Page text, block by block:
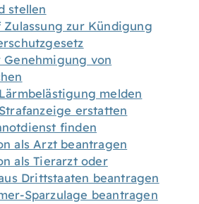
stellen
zur Kündigung
von
melden
erstatten
finden
als Arzt beantragen
als Tierarzt oder
Drittstaaten beantragen
Sparzulage beantragen